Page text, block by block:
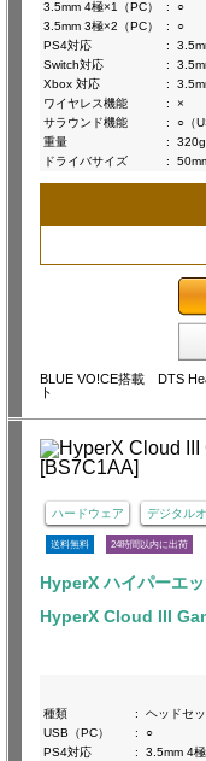
3.5mm 4極×1（PC）
:
○
3.5mm 3極×2（PC）
:
○
PS4対応
:
Switch対応
:
Xbox 対応
:
ワイヤレス機能
:
×
サラウンド機能
:
○（
重量
:
320g
ドライバサイズ
:
BLUE VO!CE搭載 DTS
ト
ハードウェア デジタル
送料無料 24時間以内に出荷
HyperX ハイパーエ
HyperX Cloud III
種類
:
ヘッドセッ
USB（PC）
:
○
PS4対応
:
3.5mm 4